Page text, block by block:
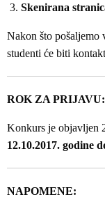
Skenirana
Nakon što pošaljemo
studenti će biti
ROK ZA PRIJAVU:
Konkurs je objavljen
12.10.2017. godine
NAPOMENE: